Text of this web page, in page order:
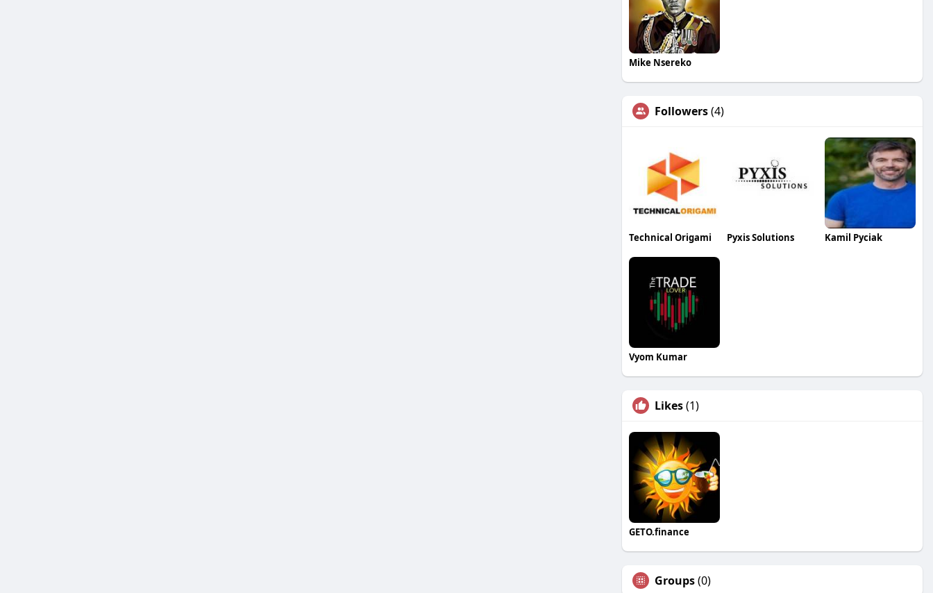
Mike Nsereko
Followers(4)
Technical Origami Pyxis Solutions Kamil Pyciak
Vyom Kumar
Likes(1)
GETO.finance
Groups(0)